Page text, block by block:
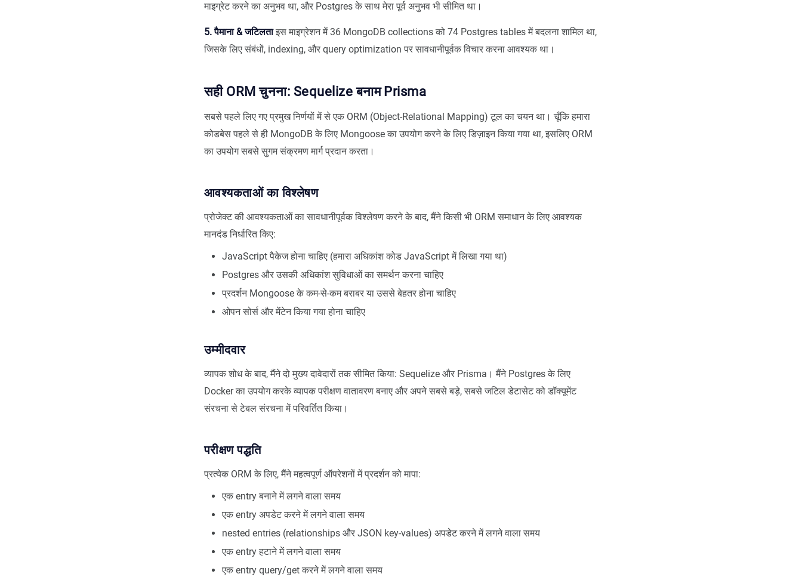
माइग्रेट करने का अनुभव था, और Postgres के साथ मेरा पूर्व अनुभव भी सीमित था।
5. पैमाना & जटिलताइस माइग्रेशन में 36 MongoDB collections को 74 Postgres tables में बदलना शामिल था,
जिसके लिए संबंधों, indexing, और query optimization पर सावधानीपूर्वक विचार करना आवश्यक था।
सही ORM चुनना: Sequelize बनाम Prisma
सबसे पहले लिए गए प्रमुख निर्णयों में से एक ORM (Object-Relational Mapping) टूल का चयन था। चूँकि हमारा
कोडबेस पहले से ही MongoDB के लिए Mongoose का उपयोग करने के लिए डिज़ाइन किया गया था, इसलिए ORM
का उपयोग सबसे सुगम संक्रमण मार्ग प्रदान करता।
आवश्यकताओं का विश्लेषण
प्रोजेक्ट की आवश्यकताओं का सावधानीपूर्वक विश्लेषण करने के बाद, मैंने किसी भी ORM समाधान के लिए आवश्यक
मानदंड निर्धारित किए:
JavaScript पैकेज होना चाहिए (हमारा अधिकांश कोड JavaScript में लिखा गया था)
Postgres और उसकी अधिकांश सुविधाओं का समर्थन करना चाहिए
प्रदर्शन Mongoose के कम-से-कम बराबर या उससे बेहतर होना चाहिए
ओपन सोर्स और मेंटेन किया गया होना चाहिए
उम्मीदवार
व्यापक शोध के बाद, मैंने दो मुख्य दावेदारों तक सीमित किया: Sequelize और Prisma। मैंने Postgres के लिए
Docker का उपयोग करके व्यापक परीक्षण वातावरण बनाए और अपने सबसे बड़े, सबसे जटिल डेटासेट को डॉक्यूमेंट
संरचना से टेबल संरचना में परिवर्तित किया।
परीक्षण पद्धति
प्रत्येक ORM के लिए, मैंने महत्वपूर्ण ऑपरेशनों में प्रदर्शन को मापा:
एक entry बनाने में लगने वाला समय
एक entry अपडेट करने में लगने वाला समय
nested entries (relationships और JSON key-values) अपडेट करने में लगने वाला समय
एक entry हटाने में लगने वाला समय
एक entry query/get करने में लगने वाला समय